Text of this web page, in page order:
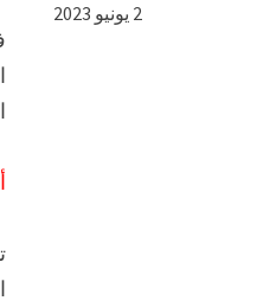
2 يونيو 2023